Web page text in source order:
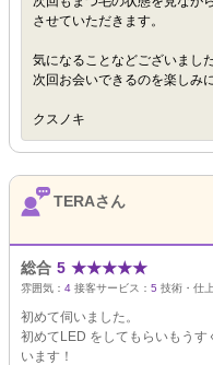
させていただきます。
気になることなどございまし
次回お会いできるのを楽しみ
クスノキ
TERAさん
総合 5 ★★★★★
雰囲気： 4 接客サービス： 5 技術・仕
初めて伺いました。
初めてLED をしてもらいもう
います！